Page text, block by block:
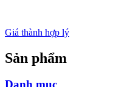
Giá thành hợp lý
Sản phẩm